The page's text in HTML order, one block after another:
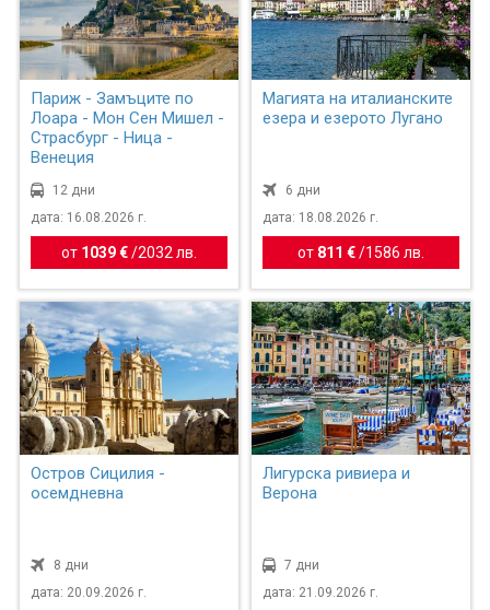
Париж - Замъците по
Лоара - Мон Сен Мишел -
Страсбург - Ница -
Венеция
12 дни
дата: 16.08.2026 г.
от 1039 € /2032 лв.
Магията на италианските
езера и езерото Лугано
6 дни
дата: 18.08.2026 г.
от 811 €/ 1586 лв.
Остров Сицилия -
осемдневна
8 дни
дата: 20.09.2026 г.
Лигурска ривиера и
Верона
7 дни
дата: 21.09.2026 г.